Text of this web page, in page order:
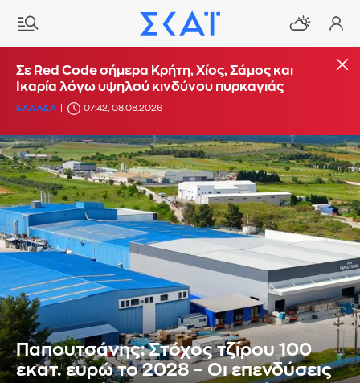
Σε Red Code σήμερα Κρήτη, Χίος, Σάμος και
Ικαρία λόγω υψηλού κινδύνου πυρκαγιάς
ΕΛΛΑΔΑ 07:42, 08.08.2026
Παπουτσάνης: Στόχος τζίρου 100
εκατ. ευρώ το 2028 – Οι επενδύσεις